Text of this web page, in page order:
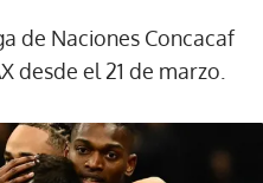
de Naciones Concacaf
desde el 21 de marzo.